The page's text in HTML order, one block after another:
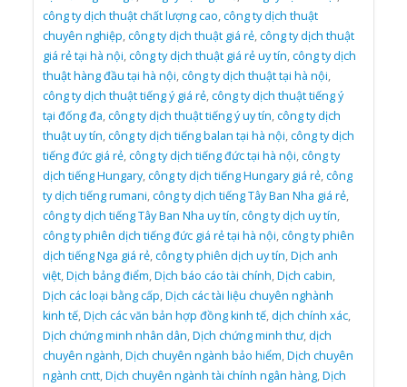
công ty dịch thuật chất lượng cao,công ty dịch thuật
chuyên nghiệp,công ty dịch thuật giá rẻ,công ty dịch thuật
giá rẻ tại hà nội,công ty dịch thuật giá rẻ uy tín,công ty dịch
thuật hàng đầu tại hà nội,công ty dịch thuật tại hà nội,
công ty dịch thuật tiếng ý giá rẻ,công ty dịch thuật tiếng ý
tại đống đa,công ty dịch thuật tiếng ý uy tín,công ty dịch
thuật uy tín,công ty dịch tiếng balan tại hà nội,công ty dịch
tiếng đức giá rẻ,công ty dịch tiếng đức tại hà nội,công ty
dịch tiếng Hungary,công ty dịch tiếng Hungary giá rẻ,công
ty dịch tiếng rumani,công ty dịch tiếng Tây Ban Nha giá rẻ,
công ty dịch tiếng Tây Ban Nha uy tín,công ty dịch uy tín,
công ty phiên dịch tiếng đức giá rẻ tại hà nội,công ty phiên
dịch tiếng Nga giá rẻ,công ty phiên dịch uy tín,Dịch anh
việt,Dịch bảng điểm,Dịch báo cáo tài chính,Dịch cabin,
Dịch các loại bằng cấp,Dịch các tài liệu chuyên nghành
kinh tế,Dịch các văn bản hợp đồng kinh tế,dịch chính xác,
Dịch chứng minh nhân dân,Dịch chứng minh thư,dịch
chuyên ngành,Dịch chuyên ngành bảo hiểm,Dịch chuyên
ngành cntt,Dịch chuyên ngành tài chính ngân hàng,Dịch